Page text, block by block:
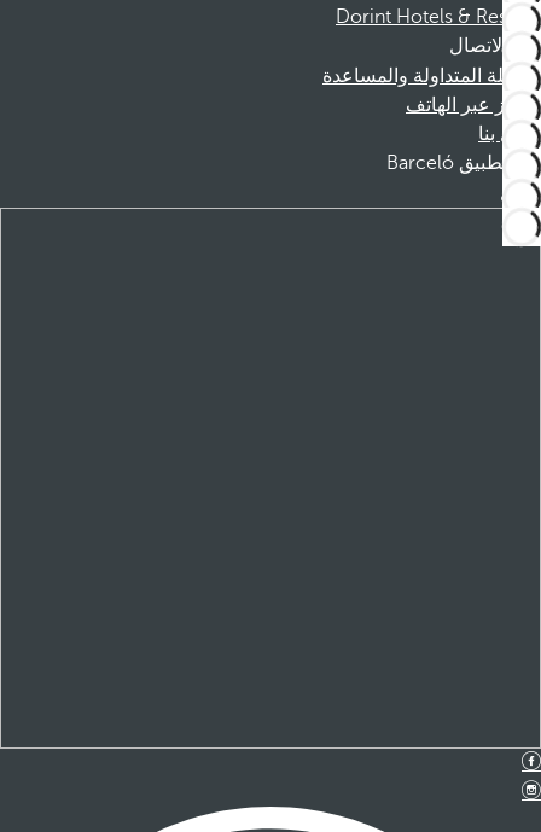
Dorint Hotels & Resorts
الاتصال
الأسئلة المتداولة والمساعدة
الحجز عبر الهاتف
اتصل بنا
تطبيق Barceló
تنزيل